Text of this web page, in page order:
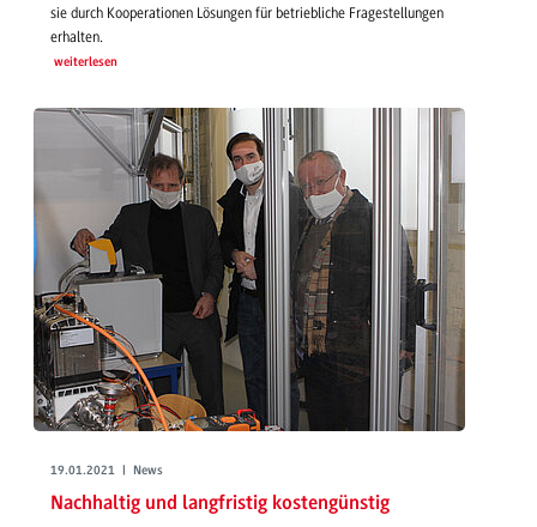
sie durch Kooperationen Lösungen für betriebliche Fragestellungen
erhalten.
weiterlesen
19.01.2021 | News
Nachhaltig und langfristig kostengünstig